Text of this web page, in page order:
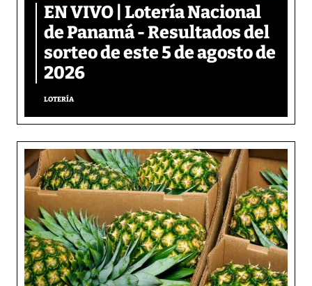
EN VIVO | Lotería Nacional
de Panamá - Resultados del
sorteo de este 5 de agosto de
2026
LOTERÍA